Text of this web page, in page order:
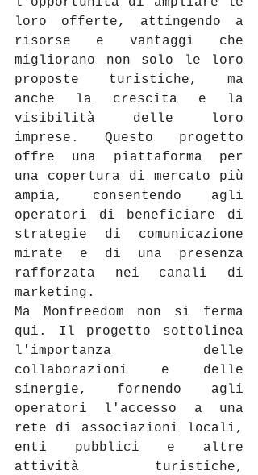
loro offerte, attingendo a
risorse e vantaggi che
migliorano non solo le loro
proposte turistiche, ma
anche la crescita e la
visibilità delle loro
imprese. Questo progetto
offre una piattaforma per
una copertura di mercato più
ampia, consentendo agli
operatori di beneficiare di
strategie di comunicazione
mirate e di una presenza
rafforzata nei canali di
marketing.
Ma Monfreedom non si ferma
qui. Il progetto sottolinea
l'importanza delle
collaborazioni e delle
sinergie, fornendo agli
operatori l'accesso a una
rete di associazioni locali,
enti pubblici e altre
attività turistiche,